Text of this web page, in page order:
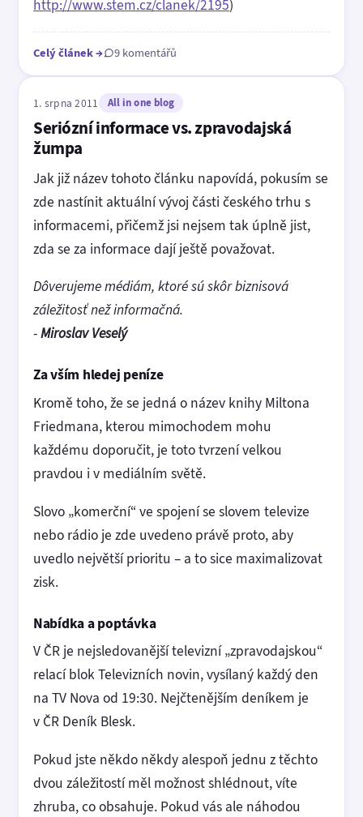
http://www.stem.cz/clanek/2195)
Celý článek→ 9 komentářů
1. srpna 2011 All in one blog
Seriózní informace vs. zpravodajská
žumpa
Jak již název tohoto článku napovídá, pokusím se
zde nastínit aktuální vývoj části českého trhu s
informacemi, přičemž jsi nejsem tak úplně jist,
zda se za informace dají ještě považovat.
Dôverujeme médiám, ktoré sú skôr biznisová
záležitosť než informačná.
-Miroslav Veselý
Za vším hledej peníze
Kromě toho, že se jedná o název knihy Miltona
Friedmana, kterou mimochodem mohu
každému doporučit, je toto tvrzení velkou
pravdou i v mediálním světě.
Slovo „komerční“ ve spojení se slovem televize
nebo rádio je zde uvedeno právě proto, aby
uvedlo největší prioritu – a to sice maximalizovat
zisk.
Nabídka a poptávka
V ČR je nejsledovanější televizní „zpravodajskou“
relací blok Televizních novin, vysílaný každý den
na TV Nova od 19:30. Nejčtenějším deníkem je
v ČR Deník Blesk.
Pokud jste někdo někdy alespoň jednu z těchto
dvou záležitostí měl možnost shlédnout, víte
zhruba, co obsahuje. Pokud vás ale náhodou